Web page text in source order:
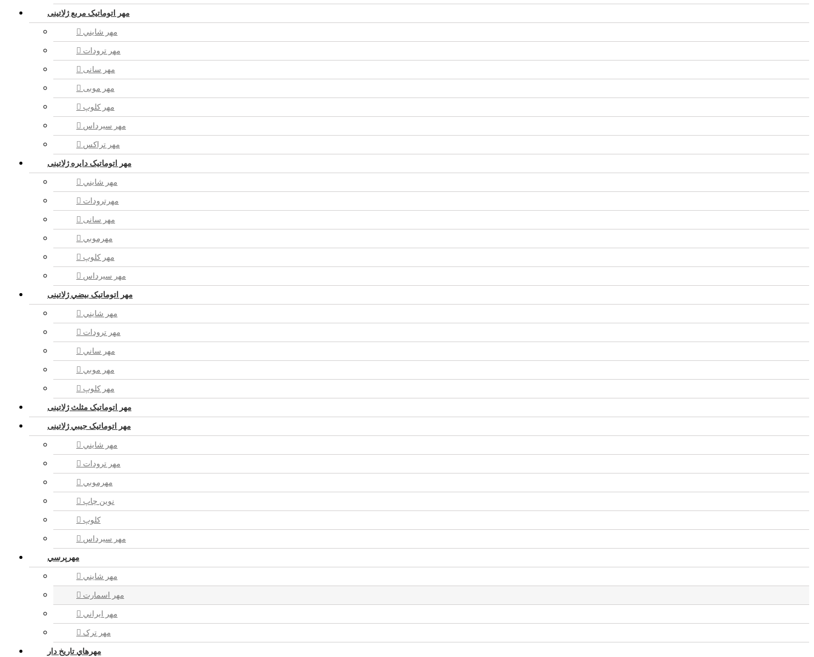
مهر اتوماتیک مربع ژلاتینی
مهر شايني
مهر ترودات
مهر سانی
مهر موبی
مهر كلوپ
مهر سيرداس
مهر تراکس
مهر اتوماتیک دايره ژلاتینی
مهر شايني
مهرترودات
مهر سانی
مهرموبي
مهر كلوپ
مهر سيرداس
مهر اتوماتیک بيضي ژلاتینی
مهر شايني
مهر ترودات
مهر ساني
مهر موبي
مهر كلوپ
مهر اتوماتیک مثلث ژلاتینی
مهر اتوماتیک جيبي ژلاتینی
مهر شايني
مهر ترودات
مهرموبي
نوين چاپ
کلوپ
مهر سيرداس
مهرپرسي
مهر شايني
مهر اسمارت
مهر ايراني
مهر ترک
مهرهاي تاريخ دار